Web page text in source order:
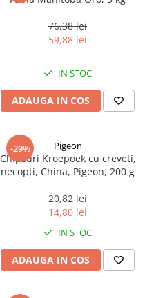
76,38 lei
59,88 lei
IN STOC
ADAUGA IN COS
-29% Pigeon
Chipsuri Kroepoek cu creveti,
necopti, China, Pigeon, 200 g
20,82 lei
14,80 lei
IN STOC
ADAUGA IN COS